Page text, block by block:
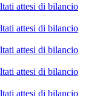
attesi di bilancio
attesi di bilancio
attesi di bilancio
attesi di bilancio
attesi di bilancio